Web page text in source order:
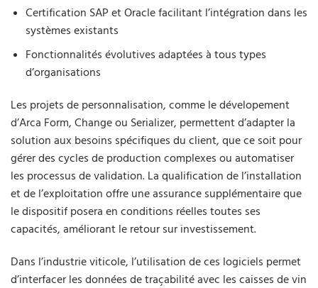
Certification SAP et Oracle facilitant l’intégration dans les
systèmes existants
Fonctionnalités évolutives adaptées à tous types
d’organisations
Les projets de personnalisation, comme le dévelopement
d’Arca Form, Change ou Serializer, permettent d’adapter la
solution aux besoins spécifiques du client, que ce soit pour
gérer des cycles de production complexes ou automatiser
les processus de validation. La qualification de l’installation
et de l’exploitation offre une assurance supplémentaire que
le dispositif posera en conditions réelles toutes ses
capacités, améliorant le retour sur investissement.
Dans l’industrie viticole, l’utilisation de ces logiciels permet
d’interfacer les données de traçabilité avec les caisses de vin